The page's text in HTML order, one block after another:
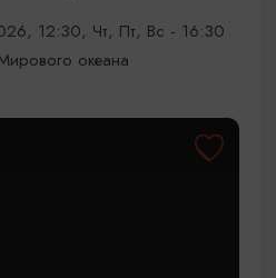
12:30, Чт, Пт, Вс - 16:30
океана